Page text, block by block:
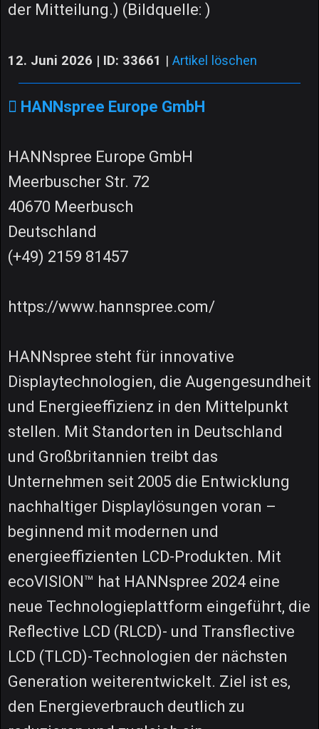
der Mitteilung.) (Bildquelle: )
12. Juni 2026 | ID: 33661 | Artikel löschen
HANNspree Europe GmbH
HANNspree Europe GmbH
Meerbuscher Str. 72
40670 Meerbusch
Deutschland
(+49) 2159 81457
https://www.hannspree.com/
HANNspree steht für innovative
Displaytechnologien, die Augengesundheit
und Energieeffizienz in den Mittelpunkt
stellen. Mit Standorten in Deutschland
und Großbritannien treibt das
Unternehmen seit 2005 die Entwicklung
nachhaltiger Displaylösungen voran –
beginnend mit modernen und
energieeffizienten LCD-Produkten. Mit
ecoVISION™ hat HANNspree 2024 eine
neue Technologieplattform eingeführt, die
Reflective LCD (RLCD)- und Transflective
LCD (TLCD)-Technologien der nächsten
Generation weiterentwickelt. Ziel ist es,
den Energieverbrauch deutlich zu